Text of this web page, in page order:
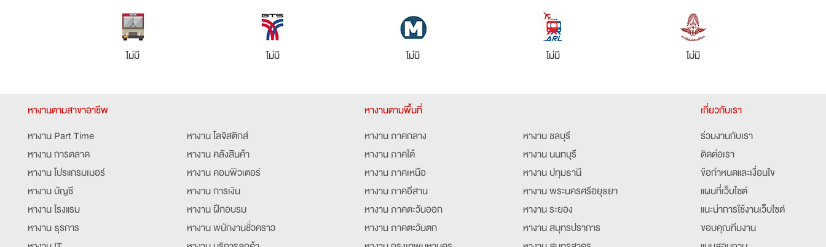
ไม่มี ไม่มี ไม่มี ไม่มี ไม่มี
หางานตามสาขาอาชีพ
หางาน Part Time
หางาน การตลาด
หางาน โปรแกรมเมอร์
หางาน บัญชี
หางาน โรงแรม
หางาน ธุรการ
หางาน โลจิสติกส์
หางาน คลังสินค้า
หางาน คอมพิวเตอร์
หางาน การเงิน
หางาน ฝึกอบรม
หางาน พนักงานชั่วคราว
หางานตามพื้นที่
หางาน ภาคกลาง
หางาน ภาคใต้
หางาน ภาคเหนือ
หางาน ภาคอีสาน
หางาน ภาคตะวันออก
หางาน ภาคตะวันตก
หางาน ชลบุรี
หางาน นนทบุรี
หางาน ปทุมธานี
หางาน พระนครศรีอยุธยา
หางาน ระยอง
หางาน สมุทรปราการ
เกี่ยวกับเรา
ร่วมงานกับเรา
ติดต่อเรา
ข้อกำหนดและเงื่อนไข
แผนที่เว็บไซต์
แนะนำการใช้งานเว็บไซต์
ขอบคุณทีมงาน